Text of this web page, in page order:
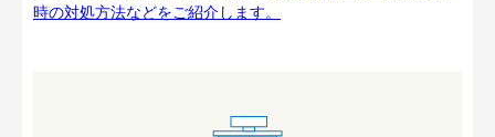
時の対処方法などをご紹介します。